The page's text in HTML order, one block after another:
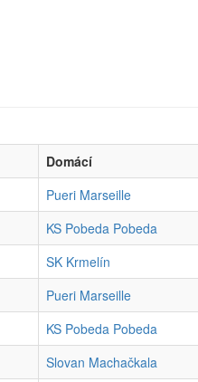
Domácí
Pueri Marseille
KS Pobeda Pobeda
SK Krmelín
Pueri Marseille
KS Pobeda Pobeda
Slovan Machačkala